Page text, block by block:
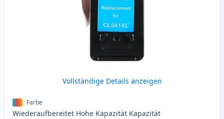
Vollständige Details anzeigen
Farbe
Wiederaufbereitet Hohe Kapazität Kapazität